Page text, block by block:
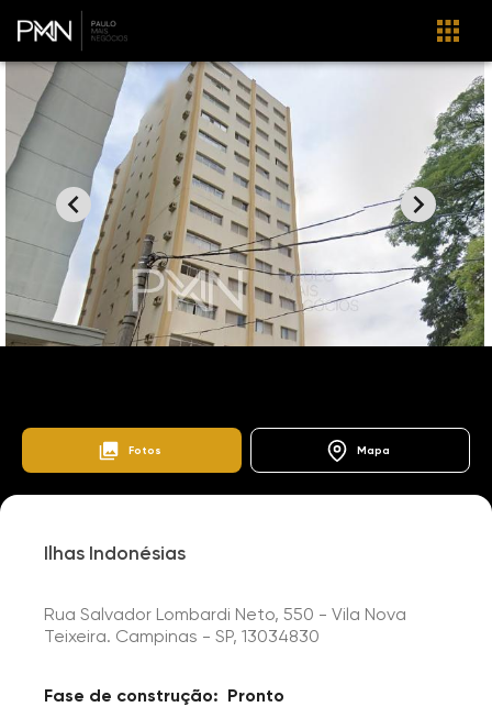
Fotos Mapa
Ilhas Indonésias
Rua Salvador Lombardi Neto, 550 - Vila Nova
Teixeira. Campinas - SP, 13034830
Fase de construção: Pronto